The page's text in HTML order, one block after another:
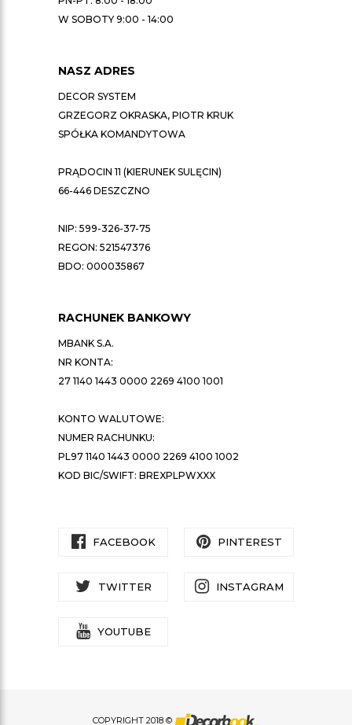
W SOBOTY 9:00 - 14:00
NASZ ADRES
DECOR SYSTEM
GRZEGORZ OKRASKA, PIOTR KRUK
SPÓŁKA KOMANDYTOWA
PRĄDOCIN 11 (KIERUNEK SULĘCIN)
66-446 DESZCZNO
NIP: 599-326-37-75
REGON: 521547376
BDO: 000035867
RACHUNEK BANKOWY
MBANK S.A.
NR KONTA:
27 1140 1443 0000 2269 4100 1001
KONTO WALUTOWE:
NUMER RACHUNKU:
PL97 1140 1443 0000 2269 4100 1002
KOD BIC/SWIFT: BREXPLPWXXX
FACEBOOK PINTEREST
TWITTER INSTAGRAM
YOUTUBE
COPYRIGHT 2018 ©